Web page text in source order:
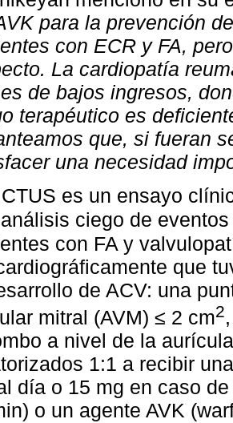
para la prevención
con ECR y FA,
La cardiopatía
de bajos ingresos,
terapéutico es
que, si fueran
una necesidad
es un ensayo
ciego de
con FA y
que
de ACV: una
mitral (AVM) ≤ 2 cm2
a nivel de la
1:1 a recibir
día o 15 mg en caso
o un agente AVK